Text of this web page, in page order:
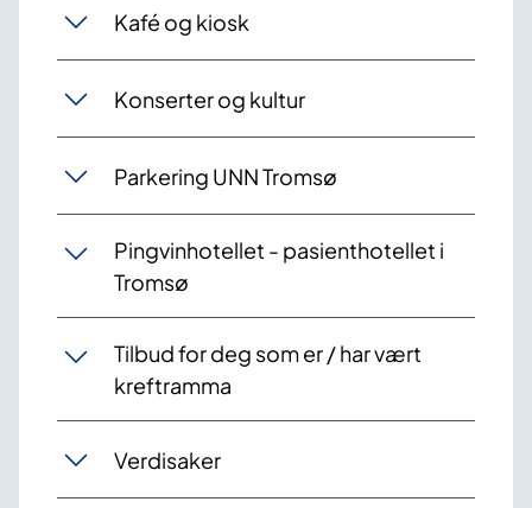
Kafé og kiosk
Konserter og kultur
Parkering UNN Tromsø
Pingvinhotellet - pasienthotellet i
Tromsø
Tilbud for deg som er / har vært
kreftramma
Verdisaker